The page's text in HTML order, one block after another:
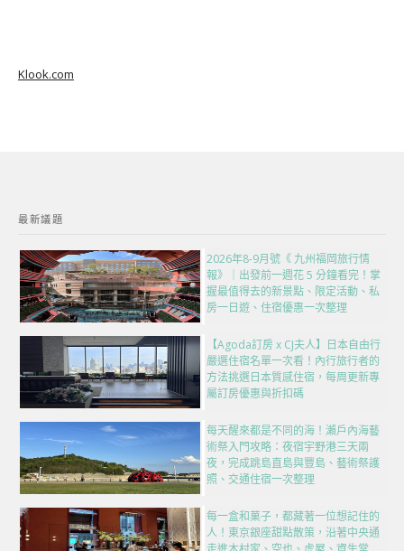
Klook.com
最新議題
2026年8-9月號《 九州福岡旅行情
報》｜出發前一週花 5 分鐘看完！掌
握最值得去的新景點、限定活動、私
房一日遊、住宿優惠一次整理
【Agoda訂房 x CJ夫人】日本自由行
嚴選住宿名單一次看！內行旅行者的
方法挑選日本質感住宿，每周更新專
屬訂房優惠與折扣碼
每天醒來都是不同的海！瀨戶內海藝
術祭入門攻略：夜宿宇野港三天兩
夜，完成跳島直島與豐島、藝術祭護
照、交通住宿一次整理
每一盒和菓子，都藏著一位想記住的
人！東京銀座甜點散策，沿著中央通